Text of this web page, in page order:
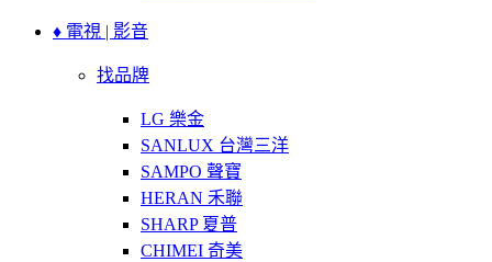
♦ 電視 | 影音
找品牌
LG 樂金
SANLUX 台灣三洋
SAMPO 聲寶
HERAN 禾聯
SHARP 夏普
CHIMEI 奇美